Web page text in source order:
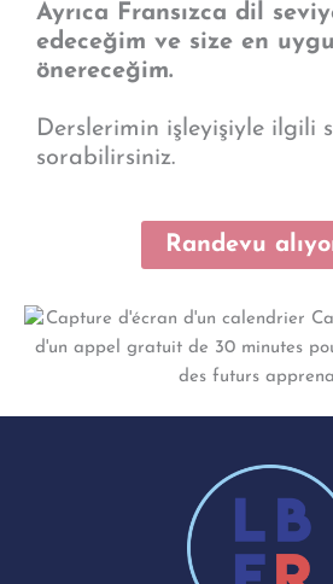
Ayrıca Fransızca dil
edeceğim ve size en
önereceğim.
Derslerimin işleyişiyle ilgili
sorabilirsiniz.
Randevu